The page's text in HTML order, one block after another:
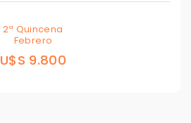
2ª Quincena
Febrero
U$S 9.800